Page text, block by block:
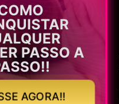
PASSO A
AGORA!!